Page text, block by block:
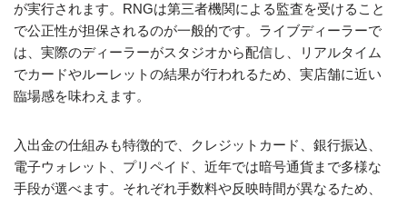
が実行されます。RNGは第三者機関による監査を受けること
で公正性が担保されるのが一般的です。ライブディーラーで
は、実際のディーラーがスタジオから配信し、リアルタイム
でカードやルーレットの結果が行われるため、実店舗に近い
臨場感を味わえます。
入出金の仕組みも特徴的で、クレジットカード、銀行振込、
電子ウォレット、プリペイド、近年では暗号通貨まで多様な
手段が選べます。それぞれ手数料や反映時間が異なるため、